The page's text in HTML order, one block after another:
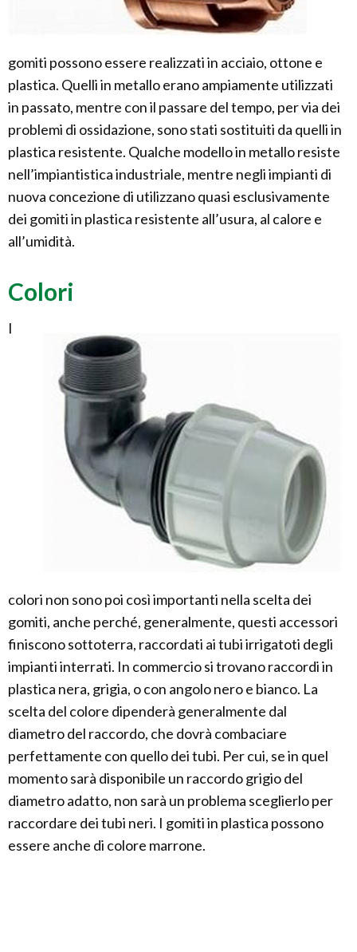
gomiti possono essere realizzati in acciaio, ottone e
plastica. Quelli in metallo erano ampiamente utilizzati
in passato, mentre con il passare del tempo, per via dei
problemi di ossidazione, sono stati sostituiti da quelli in
plastica resistente. Qualche modello in metallo resiste
nell’impiantistica industriale, mentre negli impianti di
nuova concezione di utilizzano quasi esclusivamente
dei gomiti in plastica resistente all’usura, al calore e
all’umidità.
Colori
I
colori non sono poi così importanti nella scelta dei
gomiti, anche perché, generalmente, questi accessori
finiscono sottoterra, raccordati ai tubi irrigatoti degli
impianti interrati. In commercio si trovano raccordi in
plastica nera, grigia, o con angolo nero e bianco. La
scelta del colore dipenderà generalmente dal
diametro del raccordo, che dovrà combaciare
perfettamente con quello dei tubi. Per cui, se in quel
momento sarà disponibile un raccordo grigio del
diametro adatto, non sarà un problema sceglierlo per
raccordare dei tubi neri. I gomiti in plastica possono
essere anche di colore marrone.